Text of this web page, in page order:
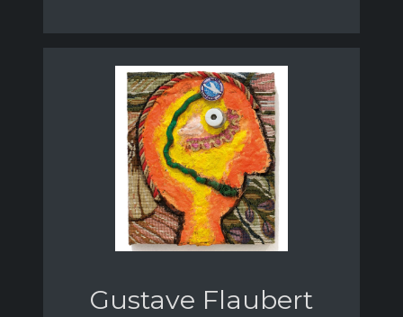
Gustave Flaubert